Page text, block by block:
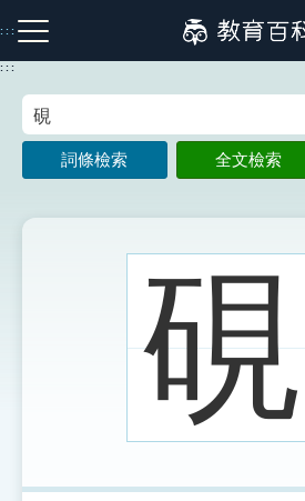
到
主
:::
注音索引圖示 筆畫索引圖示
:::
詞條檢索 全文檢索
硯